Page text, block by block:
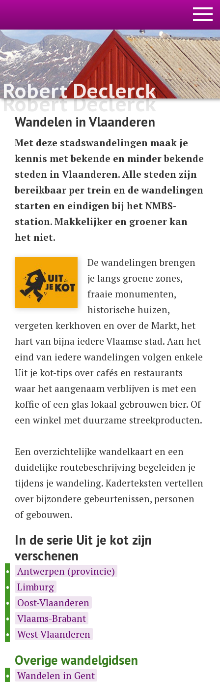
Robert Declerck
Robert Declerck
Wandelen in Vlaanderen
Met deze stadswandelingen maak je
kennis met bekende en minder bekende
steden in Vlaanderen. Alle steden zijn
bereikbaar per trein en de wandelingen
starten en eindigen bij het NMBS-
station. Makkelijker en groener kan
het niet.
​De wandelingen brengen
je langs groene zones,
fraaie monumenten,
historische huizen,
vergeten kerkhoven en over de Markt, het
hart van bijna iedere Vlaamse stad. Aan het
eind van iedere wandelingen volgen enkele
Uit je kot-tips over cafés en restaurants
waar het aangenaam verblijven is met een
koffie of een glas lokaal gebrouwen bier. Of
een winkel met duurzame streekproducten.
Een overzichtelijke wandelkaart en een
duidelijke routebeschrijving begeleiden je
tijdens je wandeling. Kaderteksten vertellen
over bijzondere gebeurtenissen, personen
of gebouwen.
In de serie Uit je kot zijn
verschenen
Antwerpen (provincie)
Limburg
Oost-Vlaanderen
Vlaams-Brabant
West-Vlaanderen
Overige wandelgidsen
Wandelen in Gent